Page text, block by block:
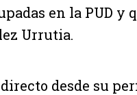
en la PUD y
Urrutia.
desde su